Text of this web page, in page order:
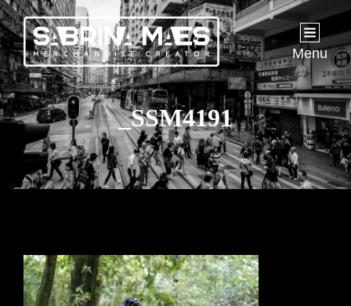
Menu
_SSM4191